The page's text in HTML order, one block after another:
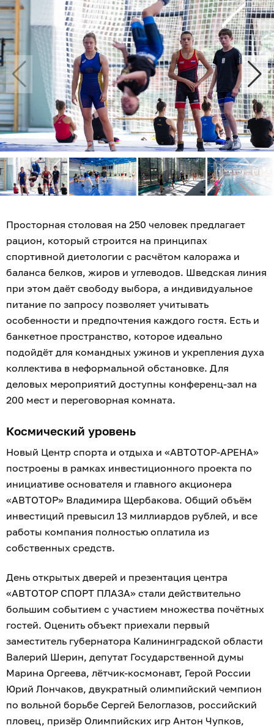
Просторная столовая на 250 человек предлагает
рацион, который строится на принципах
спортивной диетологии с расчётом калоража и
баланса белков, жиров и углеводов. Шведская линия
при этом даёт свободу выбора, а индивидуальное
питание по запросу позволяет учитывать
особенности и предпочтения каждого гостя. Есть и
банкетное пространство, которое идеально
подойдёт для командных ужинов и укрепления духа
коллектива в неформальной обстановке. Для
деловых мероприятий доступны конференц-зал на
200 мест и переговорная комната.
Космический уровень
Новый Центр спорта и отдыха и «АВТОТОР-АРЕНА»
построены в рамках инвестиционного проекта по
инициативе основателя и главного акционера
«АВТОТОР» Владимира Щербакова. Общий объём
инвестиций превысил 13 миллиардов рублей, и все
работы компания полностью оплатила из
собственных средств.
День открытых дверей и презентация центра
«АВТОТОР СПОРТ ПЛАЗА» стали действительно
большим событием с участием множества почётных
гостей. Оценить объект приехали первый
заместитель губернатора Калининградской области
Валерий Шерин, депутат Государственной думы
Марина Оргеева, лётчик-космонавт, Герой России
Юрий Лончаков, двукратный олимпийский чемпион
по вольной борьбе Сергей Белоглазов, российский
пловец, призёр Олимпийских игр Антон Чупков,